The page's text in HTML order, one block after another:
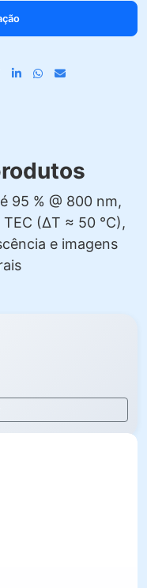
95 % @ 800 nm,
(ΔT ≈ 50 °C),
e imagens